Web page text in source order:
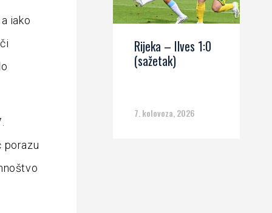
iako
porazu
Rijeka – Ilves 1:0
(sažetak)
7. kolovoza, 2026